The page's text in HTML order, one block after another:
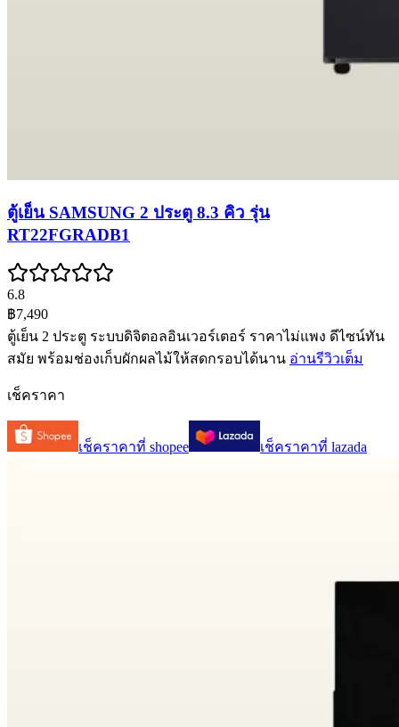
ตู้เย็น SAMSUNG 2 ประตู 8.3 คิว รุ่น
RT22FGRADB1
6.8
฿7,490
ตู้เย็น 2 ประตู ระบบดิจิตอลอินเวอร์เตอร์ ราคาไม่แพง ดีไซน์ทัน
สมัย พร้อมช่องเก็บผักผลไม้ให้สดกรอบได้นาน อ่านรีวิวเต็ม
เช็คราคา
เช็คราคาที่ shopee เช็คราคาที่ lazada